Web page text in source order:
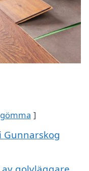
gömma
Gunnarskog